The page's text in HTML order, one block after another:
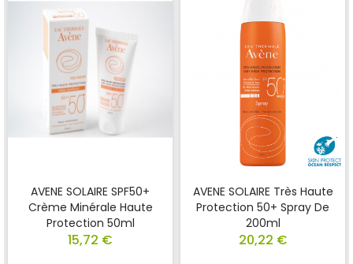
AVENE SOLAIRE SPF50+
Crème Minérale Haute
Protection 50ml
15,72 €
AVENE SOLAIRE Très Haute
Protection 50+ Spray De
200ml
20,22 €